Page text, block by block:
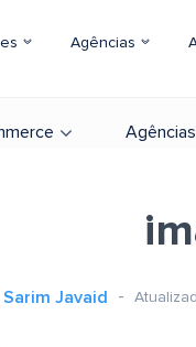
Agências
Agências
Sarim Javaid